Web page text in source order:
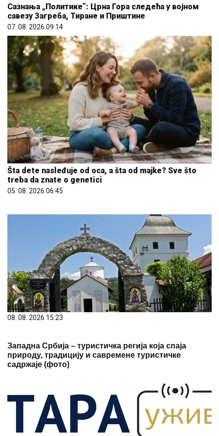
Сазнања „Политике”: Црна Гора следећа у војном
савезу Загреба, Тиране и Приштине
07. 08. 2026 09:14
Šta dete nasleđuje od oca, a šta od majke? Sve što
treba da znate o genetici
05. 08. 2026 06:45
08. 08. 2026 15:23
Западна Србија – туристичка регија која спаја
природу, традицију и савремене туристичке
садржаје (фото)